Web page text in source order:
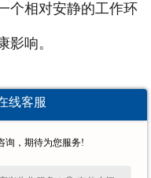
个相对安静的工作环
影响。
一个质量好的全密
后服务，包括设备
线客服
询，期待为您服务!